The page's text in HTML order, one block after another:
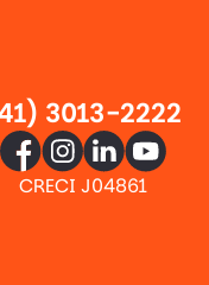
3013-2222
CRECI J04861